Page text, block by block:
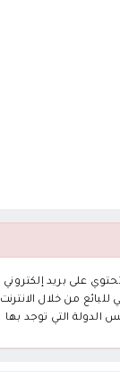
على بريد إلكتروني
من خلال الانترنت
الدولة التي توجد بها